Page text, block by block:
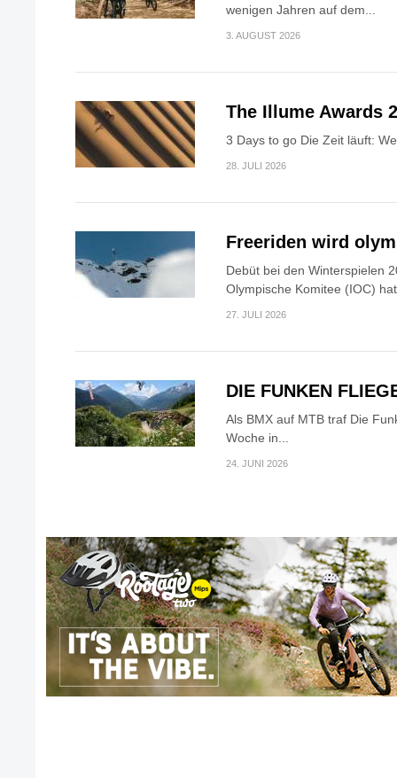
wenigen Jahren auf dem...
3. AUGUST 2026
The Illume Awards
3 Days to go Die Zeit läuft:
28. JULI 2026
Freeriden wird
Debüt bei den Winterspielen
Olympische Komitee (IOC)
27. JULI 2026
DIE FUNKEN
Als BMX auf MTB traf Die
Woche in...
24. JUNI 2026